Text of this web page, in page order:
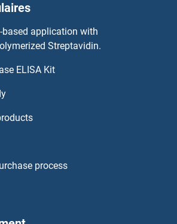
based application with
Streptavidin.
ELISA Kit
process